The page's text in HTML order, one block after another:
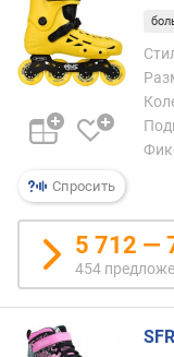
к
о
л
в
о
о
л
е
с
(
ш
т
)
Спросить
5 712 —
454